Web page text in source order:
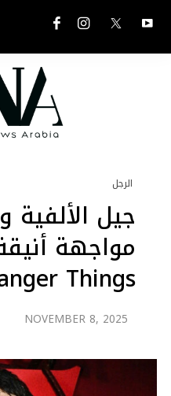
الرجل
جيل
مواجهة
Things
NOVEMBER 8, 2025